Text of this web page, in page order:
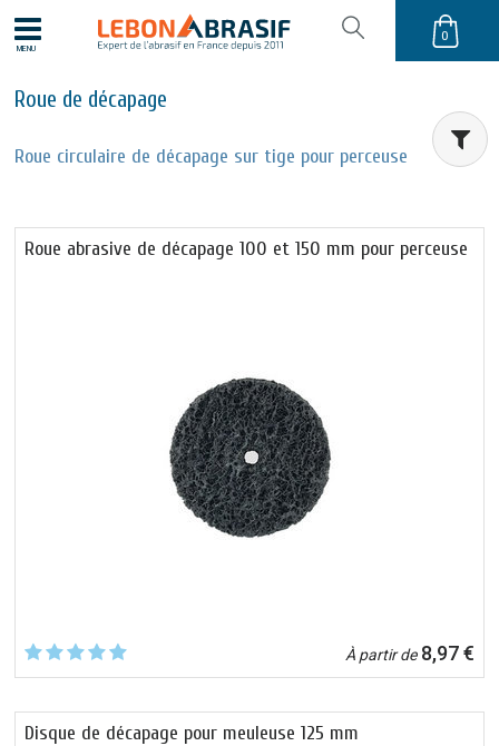
MENU
0
Roue de décapage
Roue circulaire de décapage sur tige pour perceuse
Roue abrasive de décapage 100 et 150 mm pour perceuse
À partir de8,97 €
Disque de décapage pour meuleuse 125 mm